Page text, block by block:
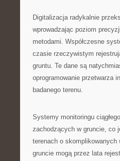
Digitalizacja radykalnie
wprowadzając poziom
metodami. Współczesne
czasie rzeczywistym
gruntu. Te dane są
oprogramowanie przetwarza
badanego terenu.
Systemy monitoringu
zachodzących w gruncie, co
terenach o
gruncie mogą przez lata